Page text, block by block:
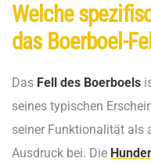
Welche
das Boerboel-
Das Fell des Boerboels
seines typischen
seiner Funktionalität als
Ausdruck bei. Die